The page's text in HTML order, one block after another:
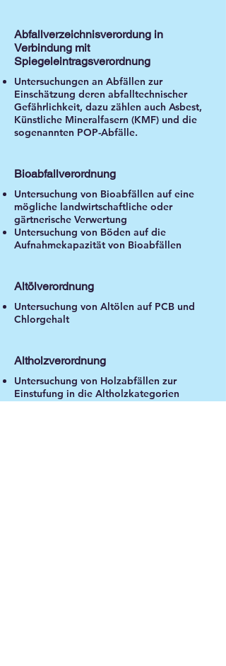
Abfallverzeichnisverordung in
Verbindung mit
Spiegeleintragsverordnung
Untersuchungen an Abfällen zur
Einschätzung deren abfalltechnischer
Gefährlichkeit, dazu zählen auch Asbest,
Künstliche Mineralfasern (KMF) und die
sogenannten POP-Abfälle.
Bioabfallverordnung
Untersuchung von Bioabfällen auf eine
mögliche landwirtschaftliche oder
gärtnerische Verwertung
Untersuchung von Böden auf die
Aufnahmekapazität von Bioabfällen
Altölverordnung
Untersuchung von Altölen auf PCB und
Chlorgehalt
Altholzverordnung
Untersuchung von Holzabfällen zur
Einstufung in die Altholzkategorien